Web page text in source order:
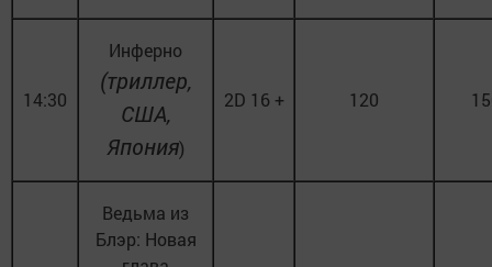
14:30
Инферно
(триллер,
США,
Япония)
2D 16 + 120
Ведьма из
Блэр: Новая